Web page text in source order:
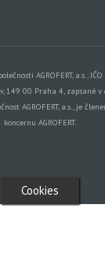
AGROFERT, a.s.,
149 00 Praha 4, zapsané
AGROFERT, a.s., je
koncernu AGROFERT.
Cookies